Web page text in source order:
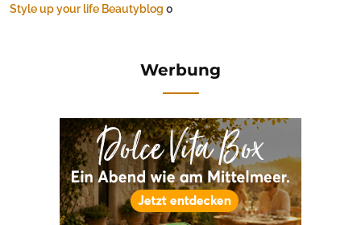
Style up your life Beautyblog 0
Werbung